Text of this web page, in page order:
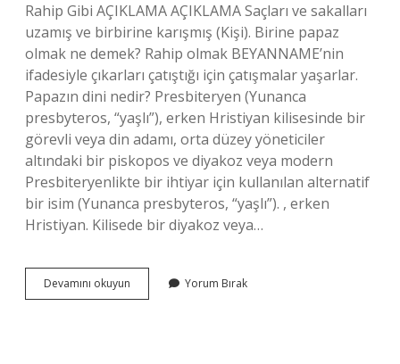
Rahip Gibi AÇIKLAMA AÇIKLAMA Saçları ve sakalları
uzamış ve birbirine karışmış (Kişi). Birine papaz
olmak ne demek? Rahip olmak BEYANNAME’nin
ifadesiyle çıkarları çatıştığı için çatışmalar yaşarlar.
Papazın dini nedir? Presbiteryen (Yunanca
presbyteros, “yaşlı”), erken Hristiyan kilisesinde bir
görevli veya din adamı, orta düzey yöneticiler
altındaki bir piskopos ve diyakoz veya modern
Presbiteryenlikte bir ihtiyar için kullanılan alternatif
bir isim (Yunanca presbyteros, “yaşlı”). , erken
Hristiyan. Kilisede bir diyakoz veya…
Devamını okuyun
Insan
Yorum Bırak